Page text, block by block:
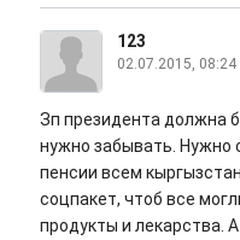
123
02.07.2015, 08:24
Зп президента должна
нужно забывать. Нужно
пенсии всем
соцпакет, чтоб все
продукты и лекарства.